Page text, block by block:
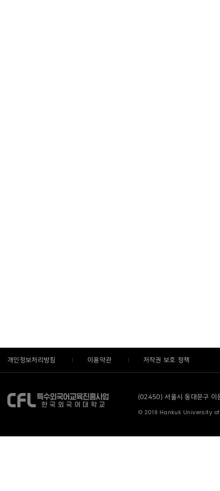
개인정보처리방침 이용약관 저작권 보호 정책
(02450) 서울시 동대문구
© 2019 Hankuk University